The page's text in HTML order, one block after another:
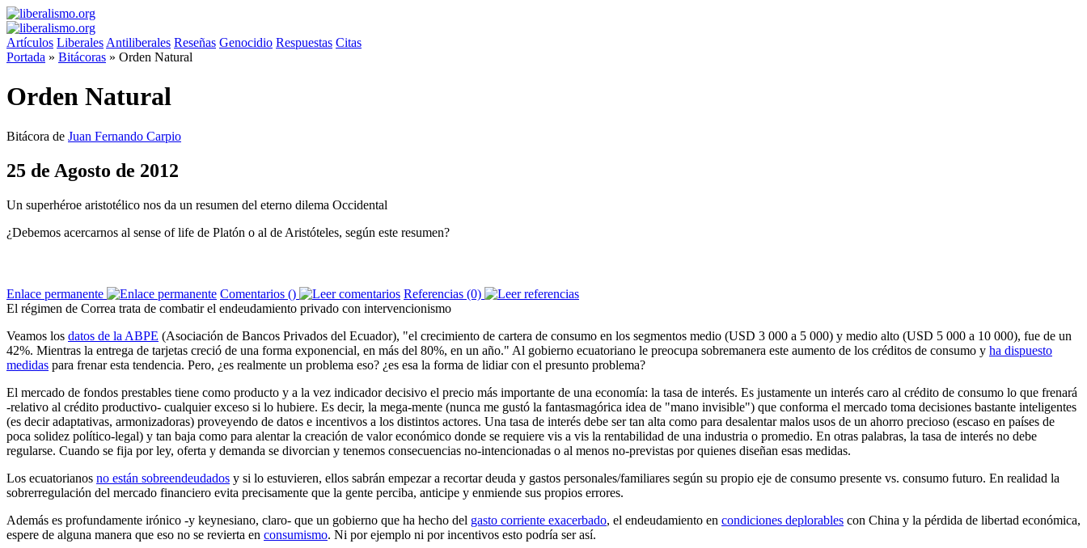
Artículos Liberales Antiliberales Reseñas Genocidio Respuestas Citas
Portada » Bitácoras » Orden Natural
Orden Natural
Bitácora de Juan Fernando Carpio
25 de Agosto de 2012
Un superhéroe aristotélico nos da un resumen del eterno dilema Occidental
¿Debemos acercarnos al sense of life de Platón o al de Aristóteles, según este resumen?
Enlace permanente Comentarios ()
Referencias (0)
El régimen de Correa trata de combatir el endeudamiento privado con intervencionismo
Veamos los datos de la ABPE (Asociación de Bancos Privados del Ecuador), "el crecimiento de cartera de consumo en los segmentos medio (USD 3 000 a 5 000) y medio alto (USD 5 000 a 10 000), fue de un
42%. Mientras la entrega de tarjetas creció de una forma exponencial, en más del 80%, en un año." Al gobierno ecuatoriano le preocupa sobremanera este aumento de los créditos de consumo y ha dispuesto
medidas para frenar esta tendencia. Pero, ¿es realmente un problema eso? ¿es esa la forma de lidiar con el presunto problema?
El mercado de fondos prestables tiene como producto y a la vez indicador decisivo el precio más importante de una economía: la tasa de interés. Es justamente un interés caro al crédito de consumo lo que frenará
-relativo al crédito productivo- cualquier exceso si lo hubiere. Es decir, la mega-mente (nunca me gustó la fantasmagórica idea de "mano invisible") que conforma el mercado toma decisiones bastante inteligentes
(es decir adaptativas, armonizadoras) proveyendo de datos e incentivos a los distintos actores. Una tasa de interés debe ser tan alta como para desalentar malos usos de un ahorro precioso (escaso en países de
poca solidez político-legal) y tan baja como para alentar la creación de valor económico donde se requiere vis a vis la rentabilidad de una industria o promedio. En otras palabras, la tasa de interés no debe
regularse. Cuando se fija por ley, oferta y demanda se divorcian y tenemos consecuencias no-intencionadas o al menos no-previstas por quienes diseñan esas medidas.
Los ecuatorianos no están sobreendeudados y si lo estuvieren, ellos sabrán empezar a recortar deuda y gastos personales/familiares según su propio eje de consumo presente vs. consumo futuro. En realidad la
sobrerregulación del mercado financiero evita precisamente que la gente perciba, anticipe y enmiende sus propios errores.
Además es profundamente irónico -y keynesiano, claro- que un gobierno que ha hecho del gasto corriente exacerbado, el endeudamiento en condiciones deplorables con China y la pérdida de libertad económica,
espere de alguna manera que eso no se revierta en consumismo. Ni por ejemplo ni por incentivos esto podría ser así.